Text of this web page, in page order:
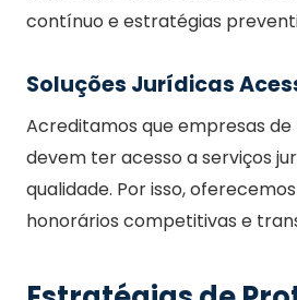
contínuo e estratégias
Soluções Jurídicas
Acreditamos que empresas
devem ter acesso a serviços
qualidade. Por isso,
honorários competitivas e